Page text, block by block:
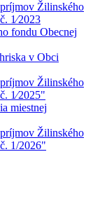
Žilinského
1⁄2023
fondu Obecnej
v Obci
Žilinského
1⁄2025"
miestnej
Žilinského
1/2026"